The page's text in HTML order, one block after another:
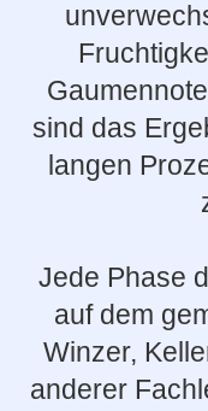
sind das
langen
Jede Phase
auf dem
Winzer,
anderer